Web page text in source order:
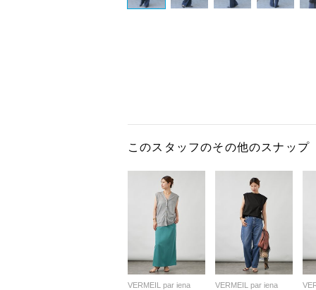
このスタッフのその他のスナップ
VERMEIL par iena
VERMEIL par iena